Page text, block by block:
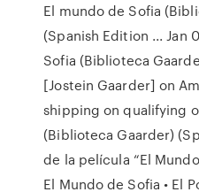
El mundo de Sofia
(Spanish Edition ... Jan
Sofia (Biblioteca
[Jostein Gaarder] on
shipping on qualifying
(Biblioteca Gaarder)
de la película “El
El Mundo de Sofia • El